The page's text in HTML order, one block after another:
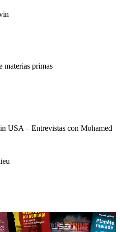
materias primas
USA – Entrevistas con Mohamed